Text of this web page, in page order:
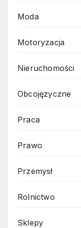
Moda
Motoryzacja
Nieruchomości
Obcojęzyczne
Praca
Prawo
Przemysł
Rolnictwo
Sklepy